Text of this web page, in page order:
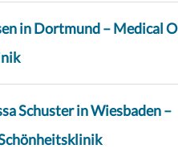
in Dortmund – Medical
Schuster in Wiesbaden –